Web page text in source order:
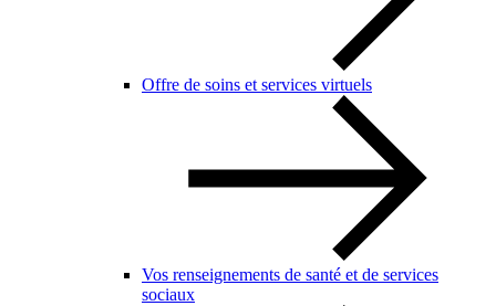
Offre de soins et services virtuels
Vos renseignements de santé et de services
sociaux